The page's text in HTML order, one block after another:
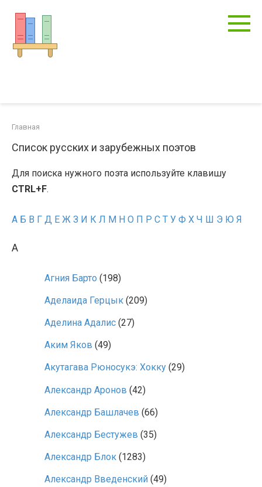
контенту
Главная
Cписок русских и зарубежных поэтов
Для поиска нужного поэта используйте клавишу
CTRL+F.
А Б В Г Д Е Ж З И К Л М Н О П Р С Т У Ф Х Ч Ш Э Ю Я
А
Агния Барто (198)
Аделаида Герцык (209)
Аделина Адалис (27)
Аким Яков (49)
Акутагава Рюносукэ: Хокку (29)
Александр Аронов (42)
Александр Башлачев (66)
Александр Бестужев (35)
Александр Блок (1283)
Александр Введенский (49)